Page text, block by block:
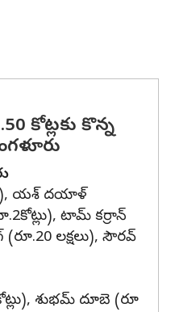
కోట్లకు కొన్న
య‌శ్ ద‌యాళ్
టామ్ కర్రాన్
(రూ.20 లక్షలు), సౌరవ్
శుభ‌మ్ దూబె (రూ